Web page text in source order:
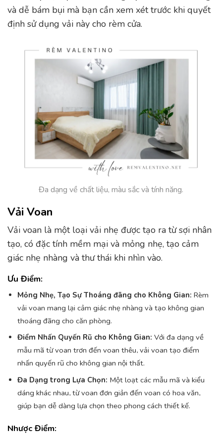
và dễ bám bụi mà bạn cần xem xét trước khi quyết
định sử dụng vải này cho rèm cửa.
Đa dạng về chất liệu, màu sắc và tính năng.
Vải Voan
Vải voan là một loại vải nhẹ được tạo ra từ sợi nhân
tạo, có đặc tính mềm mại và mỏng nhẹ, tạo cảm
giác nhẹ nhàng và thư thái khi nhìn vào.
Ưu Điểm:
Mỏng Nhẹ, Tạo Sự Thoáng đãng cho Không Gian: Rèm
vải voan mang lại cảm giác nhẹ nhàng và tạo không gian
thoáng đãng cho căn phòng.
Điểm Nhấn Quyến Rũ cho Không Gian: Với đa dạng về
mẫu mã từ voan trơn đến voan thêu, vải voan tạo điểm
nhấn quyến rũ cho không gian nội thất.
Đa Dạng trong Lựa Chọn: Một loạt các mẫu mã và kiểu
dáng khác nhau, từ voan đơn giản đến voan có hoa văn,
giúp bạn dễ dàng lựa chọn theo phong cách thiết kế.
Nhược Điểm: